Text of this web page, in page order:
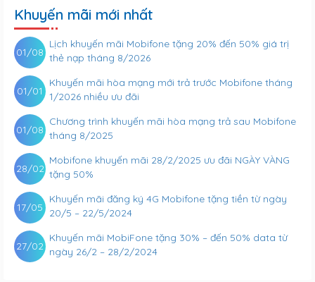
Khuyến mãi mới nhất
Lịch khuyến mãi Mobifone tặng 20% đến 50% giá trị
thẻ nạp tháng 8/2026
01/08
Khuyến mãi hòa mạng mới trả trước Mobifone tháng
1/2026 nhiều ưu đãi
01/01
Chương trình khuyến mãi hòa mạng trả sau Mobifone
tháng 8/2025
01/08
Mobifone khuyến mãi 28/2/2025 ưu đãi NGÀY VÀNG
tặng 50%
28/02
Khuyến mãi đăng ký 4G Mobifone tặng tiền từ ngày
20/5 – 22/5/2024
17/05
Khuyến mãi MobiFone tặng 30% – đến 50% data từ
ngày 26/2 – 28/2/2024
27/02